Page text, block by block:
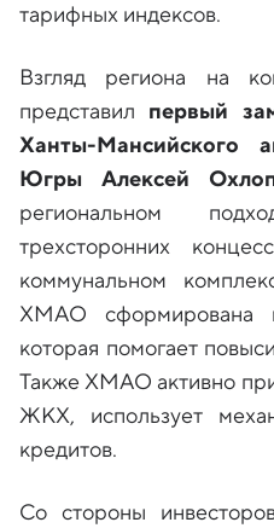
тарифных индексов.
Взгляд региона на
представил первый
Ханты-Мансийского
Югры Алексей
региональном
трехсторонних
коммунальном
ХМАО сформирована
которая помогает
Также ХМАО активно
ЖКХ, использует
кредитов.
Со стороны